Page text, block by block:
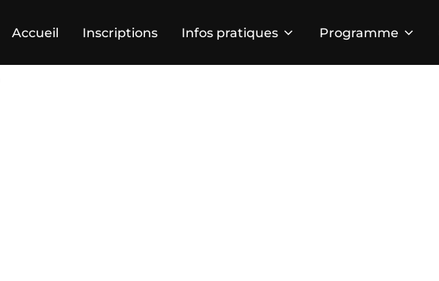
Accueil Inscriptions Infos pratiques Programme